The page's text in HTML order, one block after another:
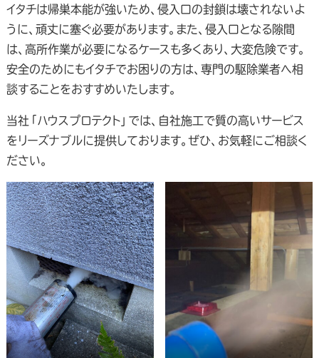
イタチは帰巣本能が強いため、侵入口の封鎖は壊されないよ
うに、頑丈に塞ぐ必要があります。また、侵入口となる隙間
は、高所作業が必要になるケースも多くあり、大変危険です。
安全のためにもイタチでお困りの方は、専門の駆除業者へ相
談することをおすすめいたします。
当社「ハウスプロテクト」では、自社施工で質の高いサービス
をリーズナブルに提供しております。ぜひ、お気軽にご相談く
ださい。